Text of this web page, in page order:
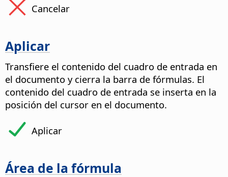
Cancelar
Aplicar
Transfiere el contenido del cuadro de entrada en
el documento y cierra la barra de fórmulas. El
contenido del cuadro de entrada se inserta en la
posición del cursor en el documento.
Aplicar
Área de la fórmula